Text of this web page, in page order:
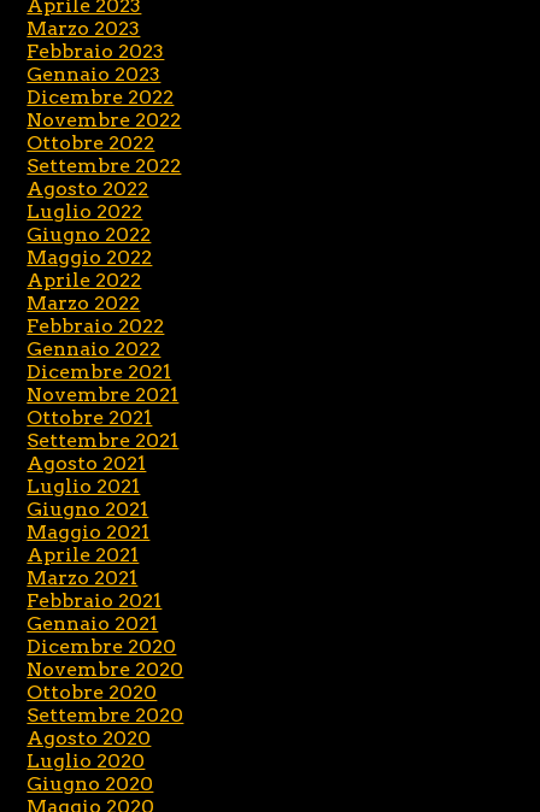
Aprile 2023
Marzo 2023
Febbraio 2023
Gennaio 2023
Dicembre 2022
Novembre 2022
Ottobre 2022
Settembre 2022
Agosto 2022
Luglio 2022
Giugno 2022
Maggio 2022
Aprile 2022
Marzo 2022
Febbraio 2022
Gennaio 2022
Dicembre 2021
Novembre 2021
Ottobre 2021
Settembre 2021
Agosto 2021
Luglio 2021
Giugno 2021
Maggio 2021
Aprile 2021
Marzo 2021
Febbraio 2021
Gennaio 2021
Dicembre 2020
Novembre 2020
Ottobre 2020
Settembre 2020
Agosto 2020
Luglio 2020
Giugno 2020
Maggio 2020